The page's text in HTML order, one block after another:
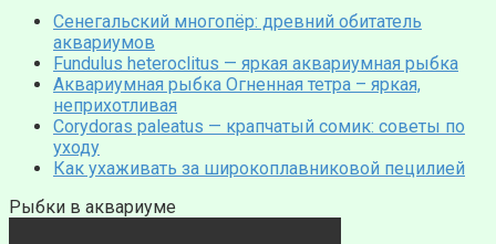
Сенегальский многопёр: древний обитатель
аквариумов
Fundulus heteroclitus — яркая аквариумная рыбка
Аквариумная рыбка Огненная тетра – яркая,
неприхотливая
Corydoras paleatus — крапчатый сомик: советы по
уходу
Как ухаживать за широкоплавниковой пецилией
Рыбки в аквариуме